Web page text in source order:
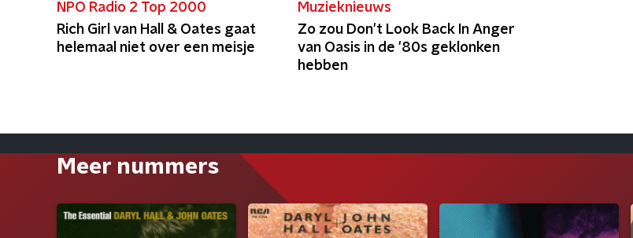
NPO Radio 2 Top 2000
Rich Girl van Hall & Oates gaat
helemaal niet over een meisje
Muzieknieuws
Zo zou Don't Look Back In Anger
van Oasis in de '80s geklonken
hebben
Meer nummers